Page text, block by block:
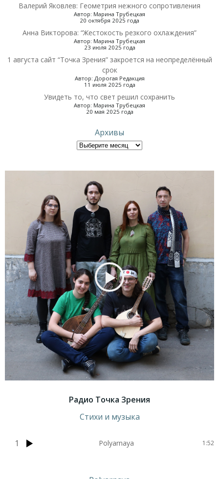
Валерий Яковлев: Геометрия нежного сопротивления
Автор: Марина Трубецкая
20 октября 2025 года
Анна Викторова: “Жестокость резкого охлаждения”
Автор: Марина Трубецкая
23 июля 2025 года
1 августа сайт “Точка Зрения” закроется на неопределённый
срок
Автор: Дорогая Редакция
11 июля 2025 года
Увидеть то, что свет решил сохранить
Автор: Марина Трубецкая
20 мая 2025 года
Архивы
Радио Точка Зрения
Стихи и музыка
1 Polyarnaya 1:52